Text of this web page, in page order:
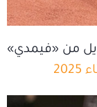
من «فيمدي»